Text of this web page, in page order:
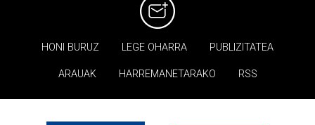
HONI BURUZ LEGE OHARRA PUBLIZITATEA
ARAUAK HARREMANETARAKO RSS